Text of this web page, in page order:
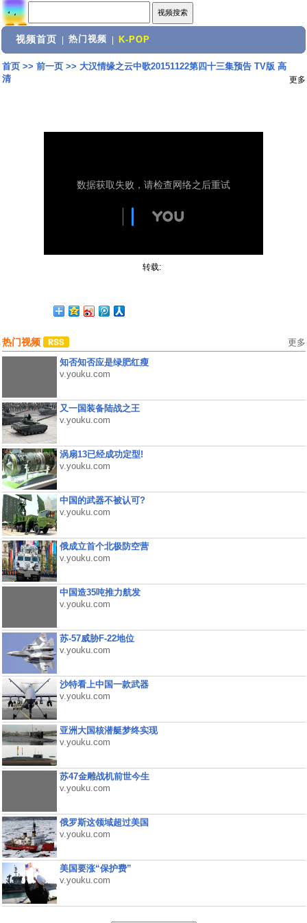
视频首页 热门视频 K-POP
首页>> 前一页>> 大汉情缘之云中歌20151122第四十三集预告 TV版 高
清
更多
转载:
热门视频 更多
知否知否应是绿肥红瘦
v.youku.com
又一国装备陆战之王
v.youku.com
涡扇13已经成功定型!
v.youku.com
中国的武器不被认可?
v.youku.com
俄成立首个北极防空营
v.youku.com
中国造35吨推力航发
v.youku.com
苏-57威胁F-22地位
v.youku.com
沙特看上中国一款武器
v.youku.com
亚洲大国核潜艇梦终实现
v.youku.com
苏47金雕战机前世今生
v.youku.com
俄罗斯这领域超过美国
v.youku.com
美国要涨“保护费”
v.youku.com